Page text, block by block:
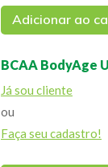
Adicionar ao
BCAA BodyAge
Já sou cliente
ou
Faça seu cadastro!